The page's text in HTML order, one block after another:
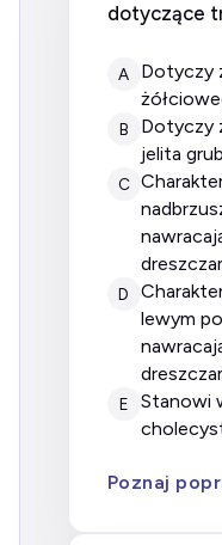
dotyczące
A
dotyczy zapalenia pęcherzyka
B
dotyczy zapalenia uchyłków
jelita
C charakteryzuje się bólem w
D
charakteryzuje się bólem w
lewym
E
stanowi wskazanie do
Poznaj